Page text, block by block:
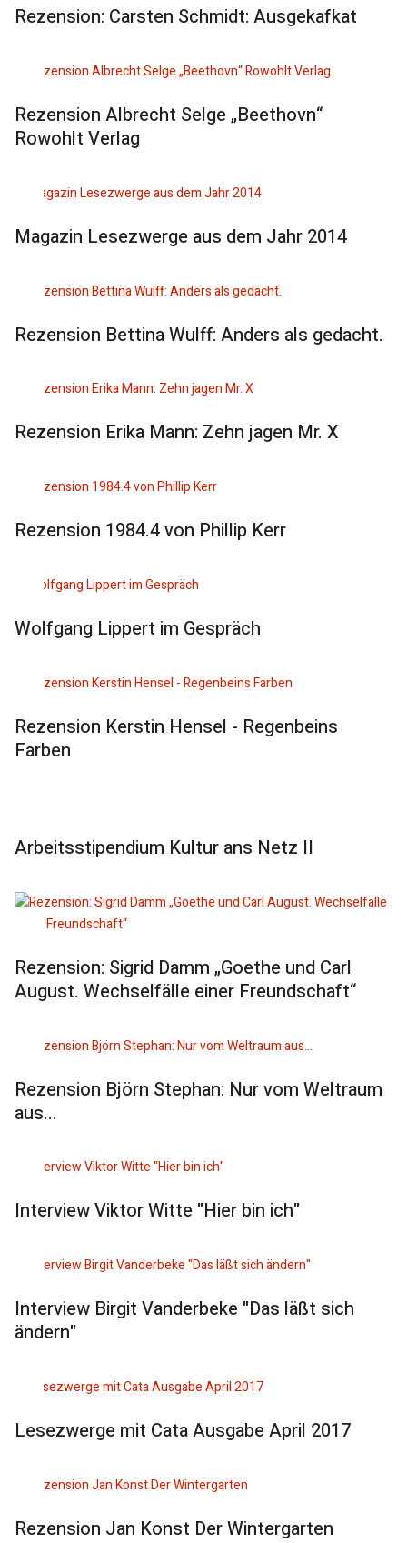
Rezension: Carsten Schmidt: Ausgekafkat
Rezension Albrecht Selge „Beethovn“
Rowohlt Verlag
Magazin Lesezwerge aus dem Jahr 2014
Rezension Bettina Wulff: Anders als gedacht.
Rezension Erika Mann: Zehn jagen Mr. X
Rezension 1984.4 von Phillip Kerr
Wolfgang Lippert im Gespräch
Rezension Kerstin Hensel - Regenbeins
Farben
Arbeitsstipendium Kultur ans Netz II
Rezension: Sigrid Damm „Goethe und Carl
August. Wechselfälle einer Freundschaft“
Rezension Björn Stephan: Nur vom Weltraum
aus...
Interview Viktor Witte "Hier bin ich"
Interview Birgit Vanderbeke "Das läßt sich
ändern"
Lesezwerge mit Cata Ausgabe April 2017
Rezension Jan Konst Der Wintergarten